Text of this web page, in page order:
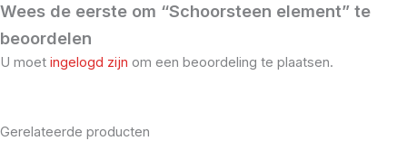
Wees de eerste om “Schoorsteen element” te
beoordelen
U moet ingelogd zijn om een beoordeling te plaatsen.
Gerelateerde producten